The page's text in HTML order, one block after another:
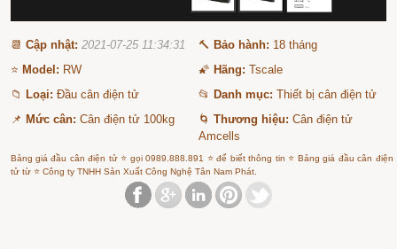
📆Cập nhật: 2021-07-25 11:34:31 🔨 Bảo hành: 18 tháng
⭐ Model: RW 🌠 Hãng: Tscale
📁 Loại: Đầu cân điện tử 📂 Danh mục: Thiết bị cân điện tử
📌 Mức cân: Cân điện tử 100kg 🌀Thương hiệu: Cân điện tử
Amcells
Bảng giá đầu cân điện tử ⭐ gọi 0989.888.891 ⭐ để biết thông tin ⭐ Bảng giá đầu cân điện
tử từ ⭐ Công ty TNHH Sản Xuất Công Nghệ Tân Nam Phát.